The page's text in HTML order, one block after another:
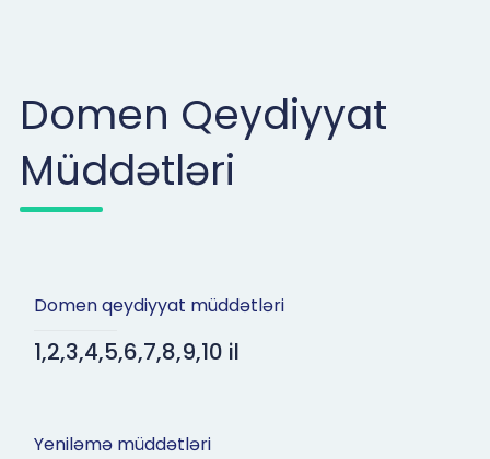
Domen Qeydiyyat
Müddətləri
Domen qeydiyyat müddətləri
1,2,3,4,5,6,7,8,9,10 il
Yeniləmə müddətləri